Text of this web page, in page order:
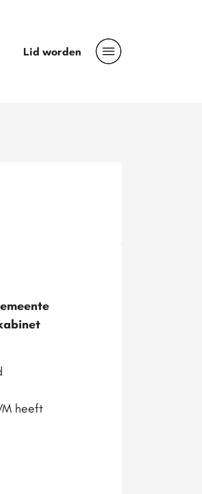
Lid worden
heeft